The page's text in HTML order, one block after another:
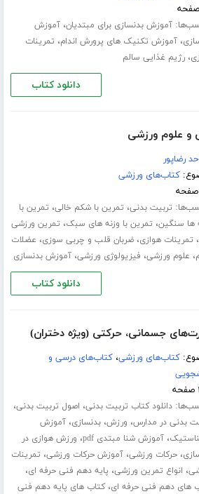
آموزش بدنسازی برای مبتدیان،آموزش
،آموزش تکنیک های پرورش اندام، تمرینات
،رژیم غذایی سالم
دانلود کتاب
و علوم ورزشی
رضاپور
کتاب‌های ورزشی
تربیت بدنی، تمرین با شکم خالی، تمرین با
ها سنگین، تمرین با وزنه های سبک، تمرین ورزشی
، تمرینات هوازی،ضربان قلب و چربی سوزی، عضلات
، علوم ورزشی، فیزیولوژی ورزشی،آموزش بدنسازی
دانلود کتاب
جسمانی، حرکتی (ویژه دختران)
کتاب‌های ورزشی،کتاب‌های درسی و
دانلود کتاب تربیت بدنی، اصول تربیت بدنی،
بدنی در مدارس، ورزش،بدنسازی،آموزش
،آموزش شنا مبتدی pdf ، ورزش هوازی در
،حرکات ورزشی،آموزش حرکات ورزشی، تمرینات
، انواع تمرین ورزشی، پایه دهم فنی حرفه ای،
های دهم فنی حرفه ای،کتاب های پایه دهم فنی